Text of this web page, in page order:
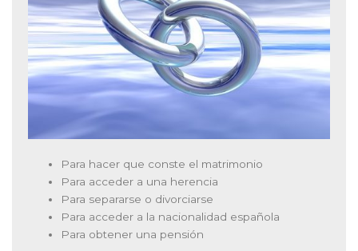
Para hacer que conste el matrimonio
Para acceder a una herencia
Para separarse o divorciarse
Para acceder a la nacionalidad española
Para obtener una pensión